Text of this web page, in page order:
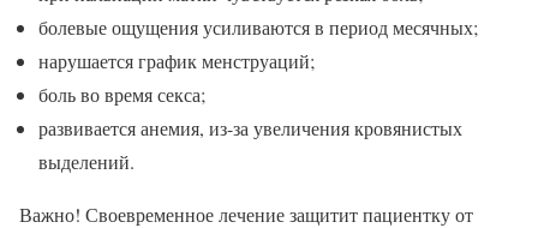
болевые ощущения усиливаются в период месячных;
нарушается график менструаций;
боль во время секса;
развивается анемия, из-за увеличения кровянистых
выделений.
Важно! Своевременное лечение защитит пациентку от